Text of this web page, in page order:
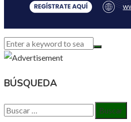
BÚSQUEDA
Buscar: